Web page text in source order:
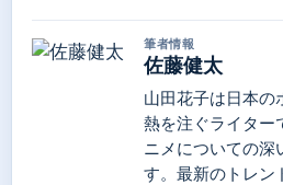
筆者情報
佐藤健太
山田花子は日本の
熱を注ぐライター
ニメについての深
す。最新のトレン